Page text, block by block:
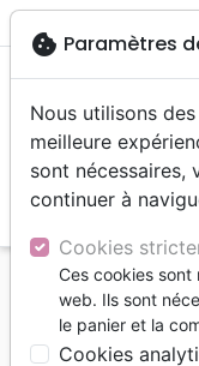
menu
Accueil Divers
Bougie petite
cookie Paramètres
Nous utilisons
meilleure
sont nécessaires,
continuer à
Cookies
Ces cookies sont
web. Ils sont
le panier et la
Cookies